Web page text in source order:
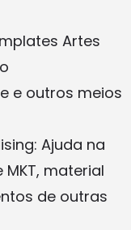
Artes
e outros meios
Ajuda na
material
de outras